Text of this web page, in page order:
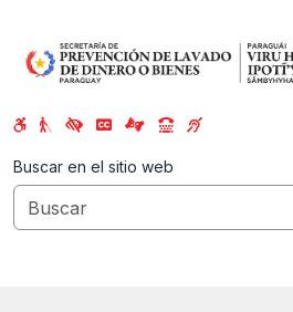
Buscar en el sitio web